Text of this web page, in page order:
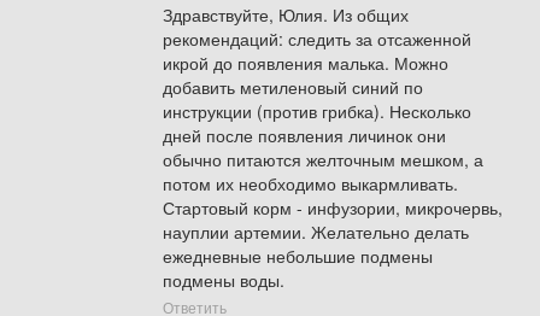
Здравствуйте, Юлия. Из общих
рекомендаций: следить за отсаженной
икрой до появления малька. Можно
добавить метиленовый синий по
инструкции (против грибка). Несколько
дней после появления личинок они
обычно питаются желточным мешком, а
потом их необходимо выкармливать.
Стартовый корм - инфузории, микрочервь,
науплии артемии. Желательно делать
ежедневные небольшие подмены
подмены воды.
Ответить